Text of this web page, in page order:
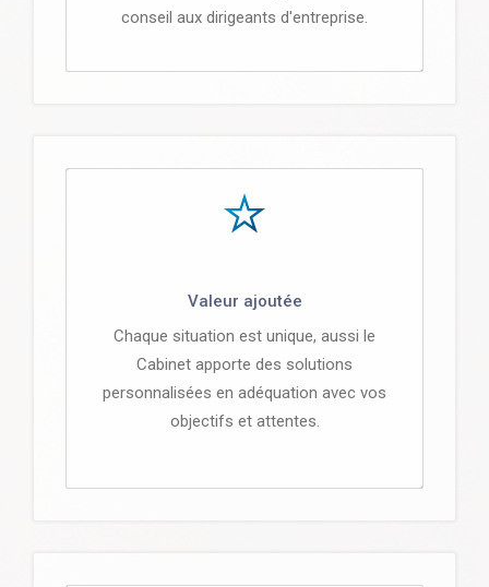
conseil aux dirigeants d'entreprise.
Valeur ajoutée
Chaque situation est unique, aussi le
Cabinet apporte des solutions
personnalisées en adéquation avec vos
objectifs et attentes.